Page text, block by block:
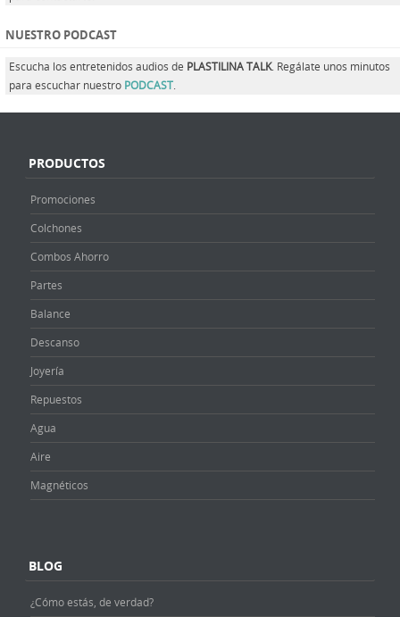
NUESTRO PODCAST
Escucha los entretenidos audios de PLASTILINA TALK. Regálate unos minutos
para escuchar nuestro PODCAST
PRODUCTOS
Promociones
Colchones
Combos Ahorro
Partes
Balance
Descanso
Joyería
Repuestos
Agua
Aire
Magnéticos
BLOG
¿Cómo estás, de verdad?